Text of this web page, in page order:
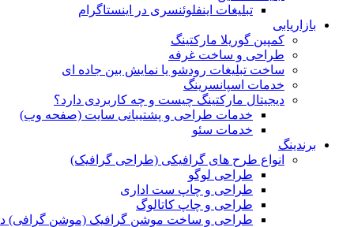
تبلیغات اینفلوئنسری در اینستاگرام
بازاریابی
کمپین گوریلا مارکتینگ
طراحی و ساخت غرفه
ساخت تبلیغات رودشو یا نمایش بین جاده ای
خدمات اسپانسرینگ
دیجیتال مارکتینگ چیست و چه کاربردی دارد؟
خدمات طراحی و پشتیبانی سایت (صفحه وب)
خدمات سئو
برندینگ
انواع طرح های گرافیکی (طراحی گرافیک)
طراحی لوگو
طراحی و چاپ ست اداری
طراحی و چاپ کاتالوگ
طراحی و ساخت موشن گرافیک (موشن گرافی)